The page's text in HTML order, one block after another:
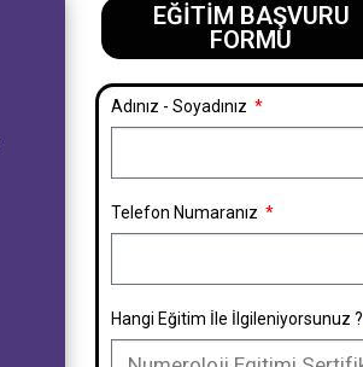
EĞİTİM BAŞVURU
FORMU​
Adınız - Soyadınız
Telefon Numaranız
Hangi Eğitim İle İlgileniyorsunuz ?